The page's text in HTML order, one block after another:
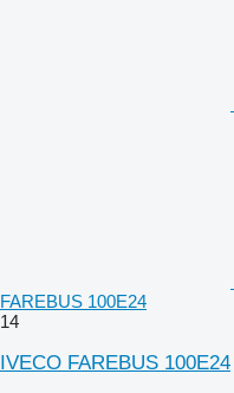
FAREBUS 100E24
14
IVECO FAREBUS 100E24